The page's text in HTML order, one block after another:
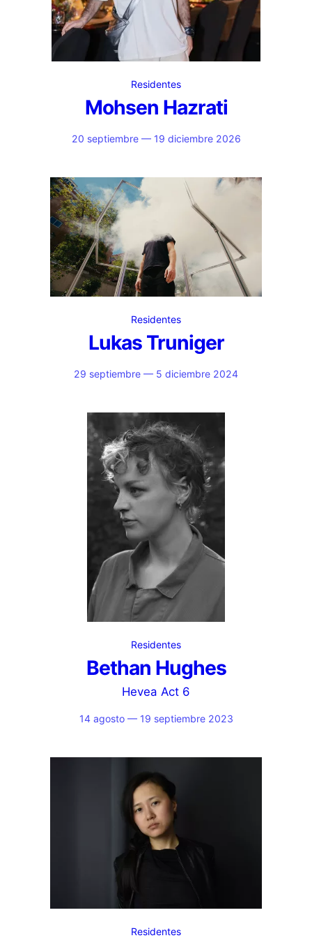
Residentes
Mohsen Hazrati
20 septiembre — 19 diciembre 2026
Residentes
Lukas Truniger
29 septiembre — 5 diciembre 2024
Residentes
Bethan Hughes
Hevea Act 6
14 agosto — 19 septiembre 2023
Residentes